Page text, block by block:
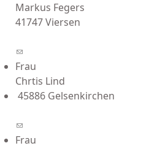
Markus Fegers
41747 Viersen
(link sends e-mail)
Frau
Chrtis Lind
45886 Gelsenkirchen
(link sends e-mail)
Frau